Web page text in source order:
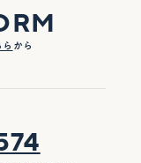
ら から